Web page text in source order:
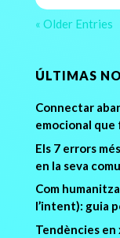
« Older Entries
ÚLTIMAS
Connectar
emocional que
Els 7 errors
en la seva
Com
l’intent): guia
Tendències en